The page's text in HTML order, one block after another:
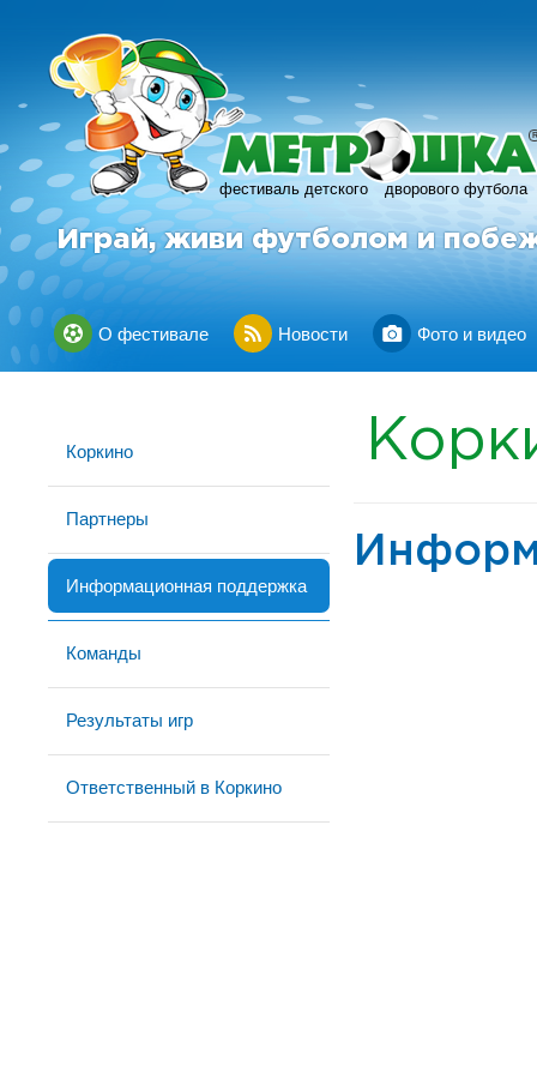
фестиваль детского дворового футбола
R
Играй, живи футболом и
О фестивале Новости Фото и видео
Коркино
Партнеры
Информационная поддержка
Команды
Результаты игр
Ответственный в Коркино